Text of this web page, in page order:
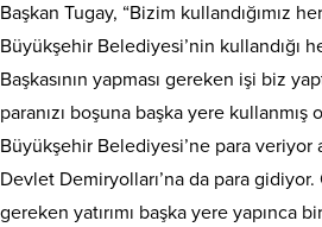
Başkan Tugay, “Bizim kullandığımız
Büyükşehir Belediyesi’nin kullandığı
Başkasının yapması gereken işi biz
paranızı boşuna başka yere
Büyükşehir Belediyesi’ne para
Devlet Demiryolları’na da para gidiyor.
gereken yatırımı başka yere yapınca